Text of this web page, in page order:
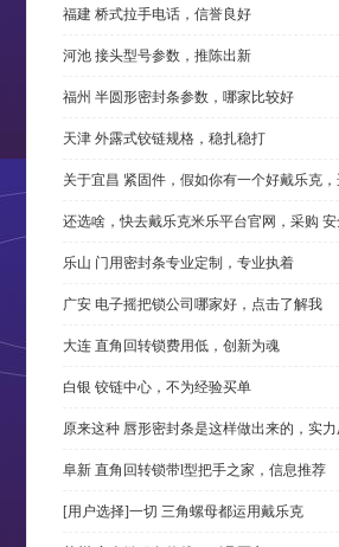
福建 桥式拉手电话，信誉良好
河池 接头型号参数，推陈出新
福州 半圆形密封条参数，哪家比较好
天津 外露式铰链规格，稳扎稳打
关于宜昌 紧固件，假如你有一个好戴乐克
还选啥，快去戴乐克米乐平台官网，采购
乐山 门用密封条专业定制，专业执着
广安 电子摇把锁公司哪家好，点击了解我
大连 直角回转锁费用低，创新为魂
白银 铰链中心，不为经验买单
原来这种 唇形密封条是这样做出来的，实
阜新 直角回转锁带l型把手之家，信息推荐
[用户选择]一切 三角螺母都运用戴乐克